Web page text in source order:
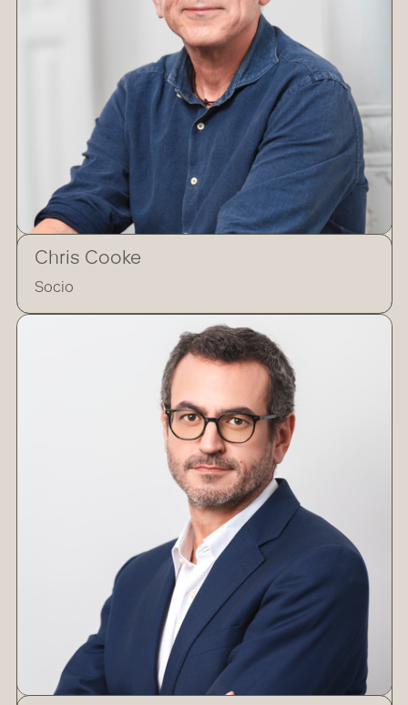
Chris Cooke
Socio